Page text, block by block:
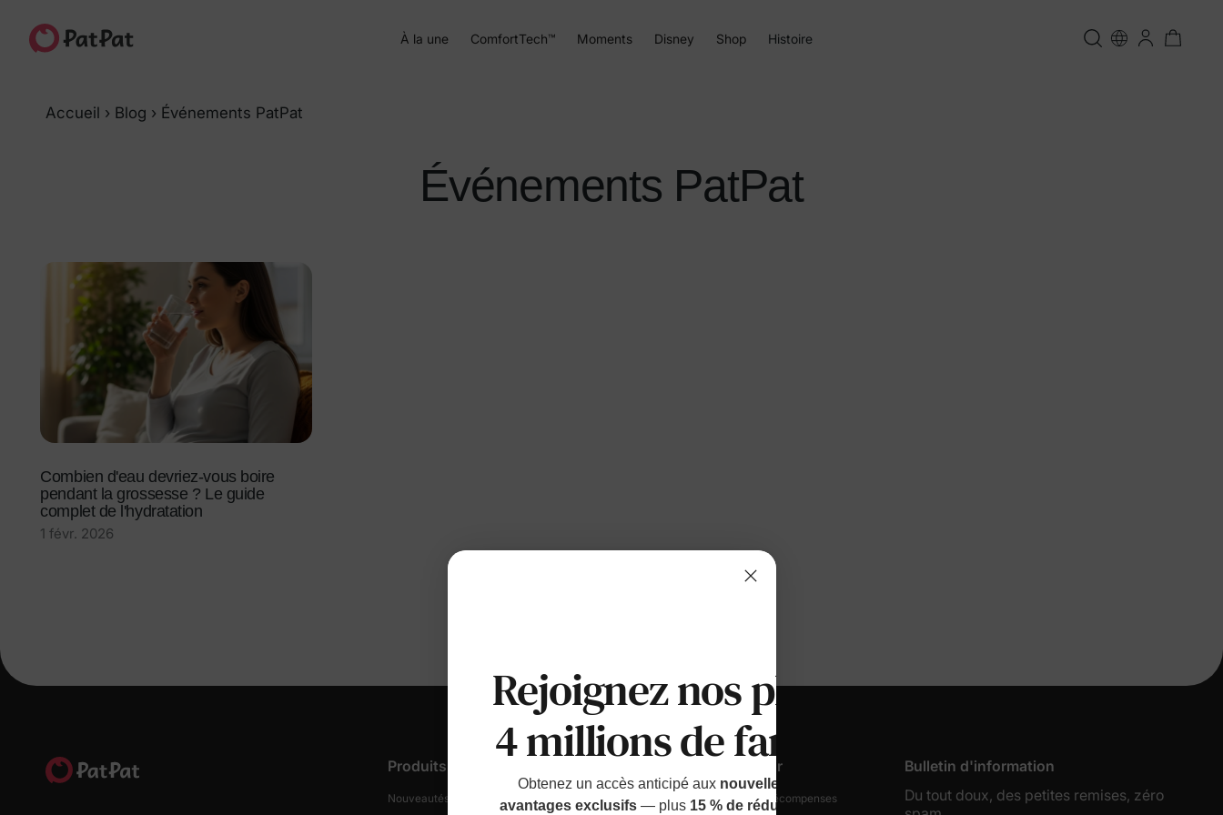
À la une ComfortTech™ Moments Disney Shop Histoire
Accueil › Blog › Événements PatPat
Événements PatPat
Combien d'eau devriez-vous boire
pendant la grossesse ? Le guide
complet de l'hydratation
1 févr. 2026
Produits
Nouveautés Et En Vedette Suivez Votre Commande
Découvrir
Fidélité & Récompenses
Bulletin d'information
Du tout doux, des petites remises, zéro
Rejoignez nos plus de
4 millions de familles
Obtenez un accès anticipé aux nouvelles sorties et
avantages exclusifs— plus 15 % de réductionsur votre